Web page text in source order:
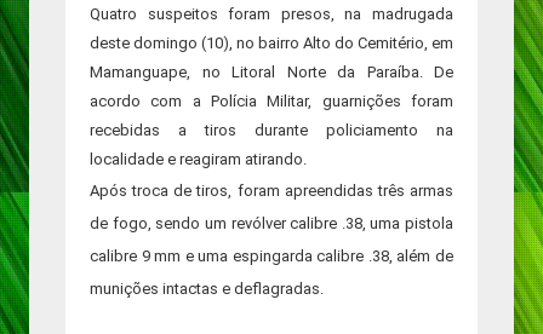
Quatro suspeitos foram presos, na madrugada
deste domingo (10), no bairro Alto do Cemitério, em
Mamanguape, no Litoral Norte da Paraíba. De
acordo com a Polícia Militar, guarnições foram
recebidas a tiros durante policiamento na
localidade e reagiram atirando.
Após troca de tiros, foram apreendidas três armas
de fogo, sendo um revólver calibre .38, uma pistola
calibre 9 mm e uma espingarda calibre .38, além de
munições intactas e deflagradas.